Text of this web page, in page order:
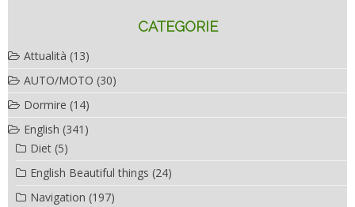
CATEGORIE
Attualità (13)
AUTO/MOTO (30)
Dormire (14)
English (341)
Diet (5)
English Beautiful things (24)
Navigation (197)